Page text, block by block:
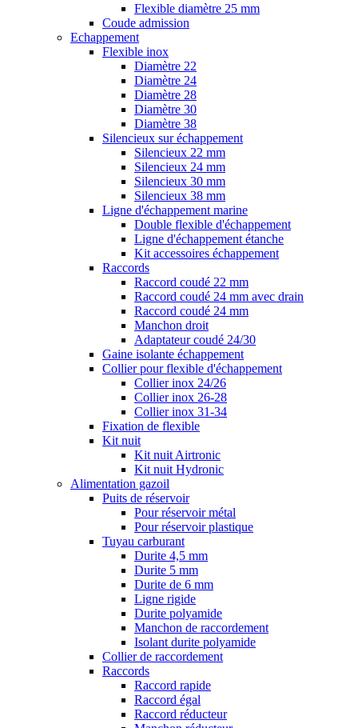
Flexible diamètre 25 mm
Coude admission
Echappement
Flexible inox
Diamètre 22
Diamètre 24
Diamètre 28
Diamètre 30
Diamètre 38
Silencieux sur échappement
Silencieux 22 mm
Silencieux 24 mm
Silencieux 30 mm
Silencieux 38 mm
Ligne d'échappement marine
Double flexible d'échappement
Ligne d'échappement étanche
Kit accessoires échappement
Raccords
Raccord coudé 22 mm
Raccord coudé 24 mm avec drain
Raccord coudé 24 mm
Manchon droit
Adaptateur coudé 24/30
Gaine isolante échappement
Collier pour flexible d'échappement
Collier inox 24/26
Collier inox 26-28
Collier inox 31-34
Fixation de flexible
Kit nuit
Kit nuit Airtronic
Kit nuit Hydronic
Alimentation gazoil
Puits de réservoir
Pour réservoir métal
Pour réservoir plastique
Tuyau carburant
Durite 4,5 mm
Durite 5 mm
Durite de 6 mm
Ligne rigide
Durite polyamide
Manchon de raccordement
Isolant durite polyamide
Collier de raccordement
Raccords
Raccord rapide
Raccord égal
Raccord réducteur